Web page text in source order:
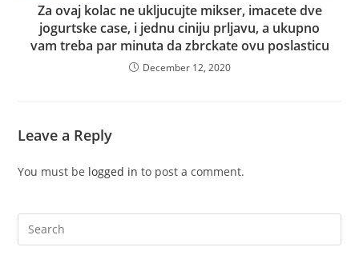
Za ovaj kolac ne ukljucujte mikser, imacete dve
jogurtske case, i jednu ciniju prljavu, a ukupno
vam treba par minuta da zbrckate ovu poslasticu
December 12, 2020
Leave a Reply
You must be logged in to post a comment.